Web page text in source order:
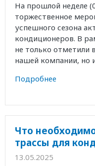
На прошлой неделе
торжественное
успешного сезона
кондиционеров. В
не только отметили
нашей компании, но
Подробнее
Что
трассы для
13.05.2025